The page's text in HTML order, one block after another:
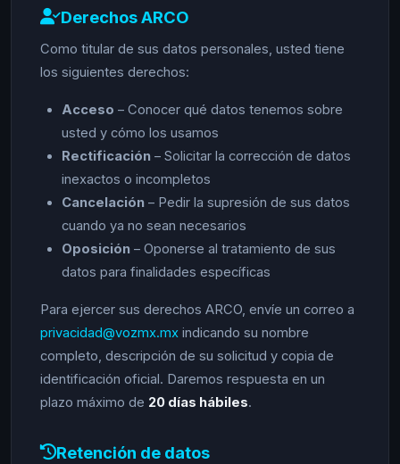
Derechos ARCO
Como titular de sus datos personales, usted tiene
los siguientes derechos:
Acceso – Conocer qué datos tenemos sobre
usted y cómo los usamos
Rectificación – Solicitar la corrección de datos
inexactos o incompletos
Cancelación – Pedir la supresión de sus datos
cuando ya no sean necesarios
Oposición – Oponerse al tratamiento de sus
datos para finalidades específicas
Para ejercer sus derechos ARCO, envíe un correo a
privacidad@vozmx.mx indicando su nombre
completo, descripción de su solicitud y copia de
identificación oficial. Daremos respuesta en un
plazo máximo de 20 días hábiles.
Retención de datos